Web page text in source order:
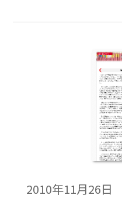
とさかのぼると曖
象くらいが関の山
たフレーズは，言
2010年11月26日